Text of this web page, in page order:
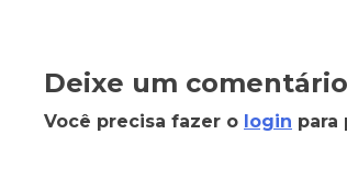
Deixe um comentário
Você precisa fazer o login para